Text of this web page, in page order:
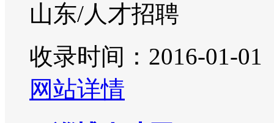
山东/人才招聘
收录时间：2016-01-01
网站详情